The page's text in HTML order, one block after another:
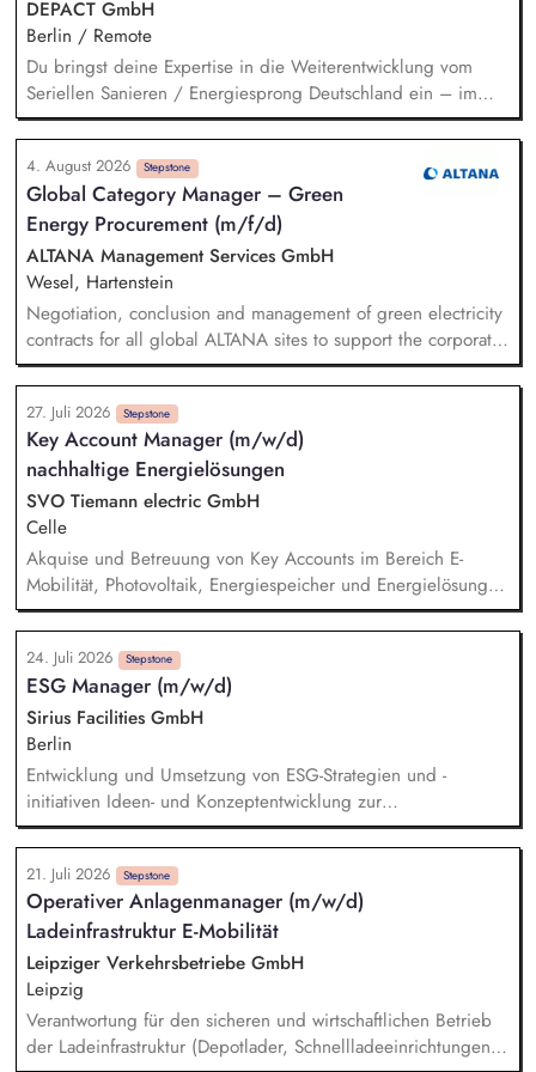
DEPACT GmbH
Berlin / Remote
Du bringst deine Expertise in die Weiterentwicklung vom
Seriellen Sanieren / Energiesprong Deutschland ein – im
engen Austausch u.a. mit der dena, mit Blick auf
Markthochlauf und Support im regulatorischen Umfeld und
der Stakeholder. Business-Development-Standbein: Du
akquirierst und verantwortest eigenständig Projekte für unser
Vorqualifizierungs-Tool CoPilot und entwickelst /
implementierst die Skalierung. Du qualifizierst zudem
Bauunternehmen und Systemanbieter als Angebotspartner.
4. August 2026 Stepstone
Global Category Manager – Green
Energy Procurement (m/f/d)
ALTANA Management Services GmbH
Wesel, Hartenstein
Negotiation, conclusion and management of green electricity
contracts for all global ALTANA sites to support the corporate
target of achieving 100% renewable electricity sourcing.
Monitoring regulatory developments and market requirements
related to green electricity procurement (e.g., GHG Protocol)
and integrating relevant aspects into the company's energy
procurement strategy in close collaboration with Corporate
Sustainability and EHSR. Development and implementation of
an energy data management framework to ensure
transparency regarding energy consumption, suppliers,
procurement costs and sustainability-related KPIs through
digitalized reporting structures.
27. Juli 2026 Stepstone
Key Account Manager (m/w/d)
nachhaltige Energielösungen
SVO Tiemann electric GmbH
Celle
Akquise und Betreuung von Key Accounts im Bereich E-
Mobilität, Photovoltaik, Energiespeicher und Energielösungen
Aufbau langfristiger Kundenbeziehungen sowie aktive
Neukundengewinnung Identifikation neuer Marktpotenziale
inkl. Markt- und Wettbewerbsanalyse zur Weiterentwicklung
des Produkt- und Leistungsportfolios Beratung von Kunden zu
technischen und wirtschaftlichen Lösungen im E-Mobilität,
PV/Speicher-Bereich Erstellung von Angeboten und
Kalkulationen sowie Durchführen von Vertragsverhandlungen
Koordination von Projekten in Zusammenarbeit mit Technik,
Planung und Montage
24. Juli 2026 Stepstone
ESG Manager (m/w/d)
Sirius Facilities GmbH
Berlin
Entwicklung und Umsetzung von ESG-Strategien und -
initiativen Ideen- und Konzeptentwicklung zur
Dekarbonisierung der Gewerbeparks Budgetierung konkreter
Nachhaltigkeitsmaßnahmen und Bewertung des CRREM-
Pfades Machbarkeitsstudien und technische Vorprüfung für
PV-, LED- und Heizungsprojekte Unterstützung bei der
Gebäudezertifizierung nach gängigen
Nachhaltigkeitsstandards Erstellung von Reports und
Präsentationen für interne und externe Stakeholder
21. Juli 2026 Stepstone
Operativer Anlagenmanager (m/w/d)
Ladeinfrastruktur E-Mobilität
Leipziger Verkehrsbetriebe GmbH
Leipzig
Verantwortung für den sicheren und wirtschaftlichen Betrieb
der Ladeinfrastruktur (Depotlader, Schnellladeeinrichtungen